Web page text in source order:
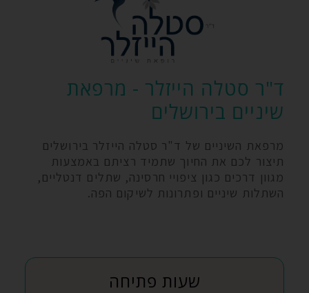
ד"ר סטלה הייזלר - מרפאת
שיניים בירושלים
מרפאת השיניים של ד"ר סטלה הייזלר בירושלים
תיצור לכם את החיוך שתמיד רציתם באמצעות
מגוון דרכים כגון ציפויי חרסינה, שתלים דנטליים,
השתלות שיניים ופתרונות לשיקום הפה.
שעות פתיחה